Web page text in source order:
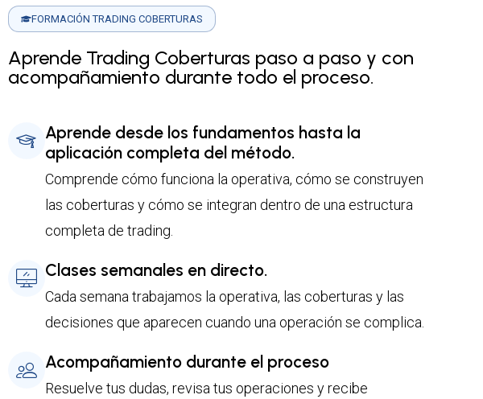
FORMACIÓN TRADING COBERTURAS
Aprende Trading Coberturas paso a paso y con
acompañamiento durante todo el proceso.
Aprende desde los fundamentos hasta la
aplicación completa del método.
Comprende cómo funciona la operativa, cómo se construyen
las coberturas y cómo se integran dentro de una estructura
completa de trading.
Clases semanales en directo.
Cada semana trabajamos la operativa, las coberturas y las
decisiones que aparecen cuando una operación se complica.
Acompañamiento durante el proceso
Resuelve tus dudas, revisa tus operaciones y recibe